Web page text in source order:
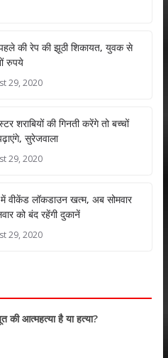
l e
की रेप की झूठी शिकायत, युवक से
रुपये
29, 2020
शराबियों की गिनती करेंगे तो बच्चों
सुरेजवाला
29, 2020
में वीकेंड लॉकडाउन खत्म, अब सोमवार
को बंद रहेंगी दुकानें
29, 2020
की आत्महत्या है या हत्या?